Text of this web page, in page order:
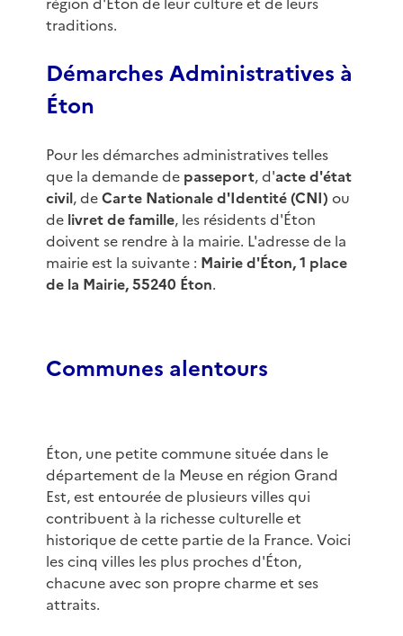
traditions.
Démarches Administratives à
Éton
Pour les démarches administratives telles
que la demande de passeport, d'acte d'état
civil, deCarte Nationale d'Identité (CNI) ou
de livret de famille, les résidents d'Éton
doivent se rendre à la mairie. L'adresse de la
mairie est la suivante : Mairie d'Éton, 1 place
de la Mairie, 55240 Éton.
Communes alentours
Éton, une petite commune située dans le
département de la Meuse en région Grand
Est, est entourée de plusieurs villes qui
contribuent à la richesse culturelle et
historique de cette partie de la France. Voici
les cinq villes les plus proches d'Éton,
chacune avec son propre charme et ses
attraits.